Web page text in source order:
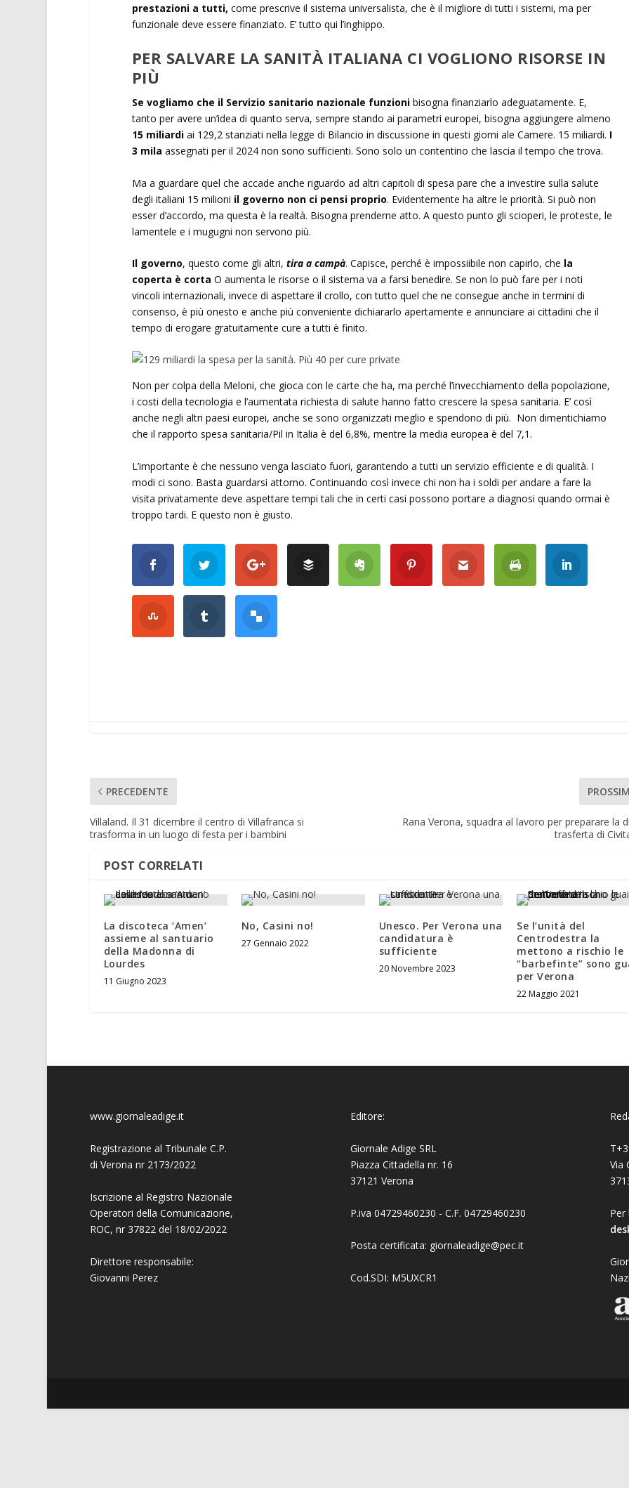
prestazioni a tutti, come prescrive il sistema universalista, che è il migliore di tutti i sistemi, ma per
funzionale deve essere finanziato. E’ tutto qui l’inghippo.
PER SALVARE LA SANITÀ ITALIANA CI VOGLIONO RISORSE IN
PIÙ
Se vogliamo che il Servizio sanitario nazionale funzionibisogna finanziarlo adeguatamente. E,
tanto per avere un’idea di quanto serva, sempre stando ai parametri europei, bisogna aggiungere almeno
15 miliardi ai 129,2 stanziati nella legge di Bilancio in discussione in questi giorni ale Camere. 15 miliardi. I
3 mila assegnati per il 2024 non sono sufficienti. Sono solo un contentino che lascia il tempo che trova.
Ma a guardare quel che accade anche riguardo ad altri capitoli di spesa pare che a investire sulla salute
degli italiani 15 milioni il governo non ci pensi proprio. Evidentemente ha altre le priorità. Si può non
esser d’accordo, ma questa è la realtà. Bisogna prenderne atto. A questo punto gli scioperi, le proteste, le
lamentele e i mugugni non servono più.
Il governo, questo come gli altri, tira a campà. Capisce, perché è impossiibile non capirlo, che la
coperta è corta O aumenta le risorse o il sistema va a farsi benedire. Se non lo può fare per i noti
vincoli internazionali, invece di aspettare il crollo, con tutto quel che ne consegue anche in termini di
consenso, è più onesto e anche più conveniente dichiararlo apertamente e annunciare ai cittadini che il
tempo di erogare gratuitamente cure a tutti è finito.
Non per colpa della Meloni, che gioca con le carte che ha, ma perché l’invecchiamento della popolazione,
i costi della tecnologia e l’aumentata richiesta di salute hanno fatto crescere la spesa sanitaria. E’ così
anche negli altri paesi europei, anche se sono organizzati meglio e spendono di più. Non dimentichiamo
che il rapporto spesa sanitaria/Pil in Italia è del 6,8%, mentre la media europea è del 7,1.
L’importante è che nessuno venga lasciato fuori, garantendo a tutti un servizio efficiente e di qualità. I
modi ci sono. Basta guardarsi attorno. Continuando così invece chi non ha i soldi per andare a fare la
visita privatamente deve aspettare tempi tali che in certi casi possono portare a diagnosi quando ormai è
troppo tardi. E questo non è giusto.
PRECEDENTE
Villaland. Il 31 dicembre il centro di Villafranca si
trasforma in un luogo di festa per i bambini
Rana Verona, squadra al lavoro per preparare la
trasferta di
POST CORRELATI
La discoteca ‘Amen’
assieme al santuario
della Madonna di
Lourdes
11 Giugno 2023
No, Casini no!
27 Gennaio 2022
Unesco. Per Verona una
candidatura è
sufficiente
20 Novembre 2023
Se l’unità del
Centrodestra la
mettono a rischio le
“barbefinte” sono
per Verona
22 Maggio 2021
www.giornaleadige.it
Registrazione al Tribunale C.P.
di Verona nr 2173/2022
Iscrizione al Registro Nazionale
Operatori della Comunicazione,
ROC, nr 37822 del 18/02/2022
Direttore responsabile:
Giovanni Perez
Editore:
Giornale Adige SRL
Piazza Cittadella nr. 16
37121 Verona
P.iva 04729460230 - C.F. 04729460230
Posta certificata: giornaleadige@pec.it
Cod.SDI: M5UXCR1
Via
Per